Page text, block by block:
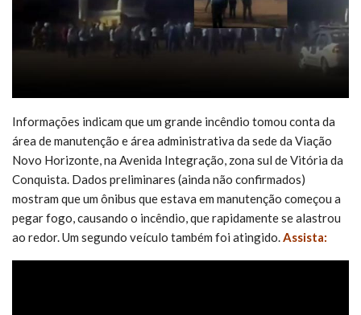
Informações indicam que um grande incêndio tomou conta da
área de manutenção e área administrativa da sede da Viação
Novo Horizonte, na Avenida Integração, zona sul de Vitória da
Conquista. Dados preliminares (ainda não confirmados)
mostram que um ônibus que estava em manutenção começou a
pegar fogo, causando o incêndio, que rapidamente se alastrou
ao redor. Um segundo veículo também foi atingido. Assista: